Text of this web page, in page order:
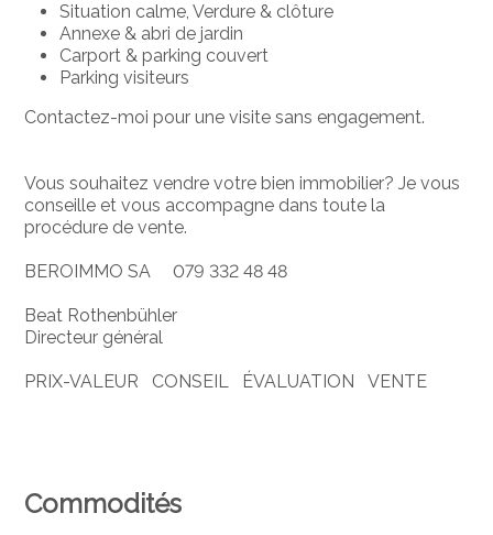
Situation calme, Verdure & clôture
Annexe & abri de jardin
Carport & parking couvert
Parking visiteurs
Contactez-moi pour une visite sans engagement.
Vous souhaitez vendre votre bien immobilier? Je vous
conseille et vous accompagne dans toute la
procédure de vente.
BEROIMMO SA 079 332 48 48
Beat Rothenbühler
Directeur général
PRIX-VALEUR CONSEIL ÉVALUATION VENTE
Commodités